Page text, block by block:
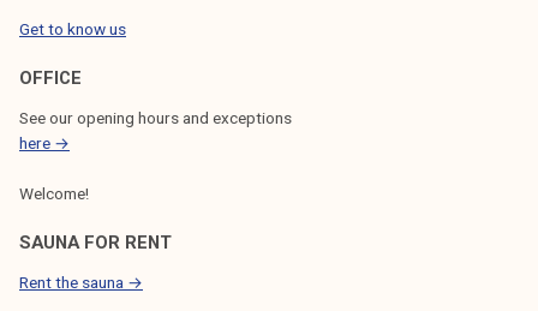
Get to know us
OFFICE
See our opening hours and exceptions
here →
Welcome!
SAUNA FOR RENT
Rent the sauna →